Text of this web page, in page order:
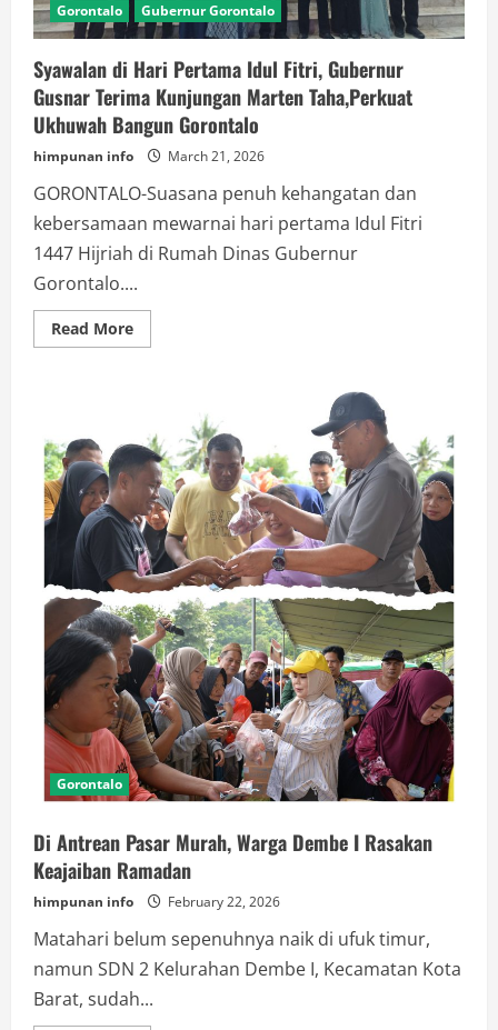
Gorontalo Gubernur Gorontalo
Syawalan di Hari Pertama Idul Fitri, Gubernur
Gusnar Terima Kunjungan Marten Taha,Perkuat
Ukhuwah Bangun Gorontalo
himpunan info March 21, 2026
GORONTALO-Suasana penuh kehangatan dan
kebersamaan mewarnai hari pertama Idul Fitri
1447 Hijriah di Rumah Dinas Gubernur
Gorontalo....
Read MoreRead
more
Pertama
Idul
Fitri,
Gubernur
Gusnar
Terima
Kunjungan
Marten
Taha,Perkuat
Ukhuwah
Bangun
Gorontalo
Gorontalo
Di Antrean Pasar Murah, Warga Dembe I Rasakan
Keajaiban Ramadan
himpunan info February 22, 2026
Matahari belum sepenuhnya naik di ufuk timur,
namun SDN 2 Kelurahan Dembe I, Kecamatan Kota
Barat, sudah...